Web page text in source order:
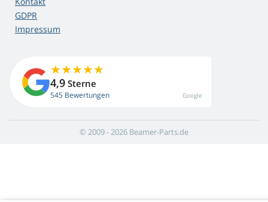
GDPR
Impressum
4,9 Sterne
545 Bewertungen Google
© 2009 - 2026 Beamer-Parts.de